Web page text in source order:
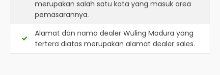
merupakan salah satu kota yang masuk area
pemasarannya.
Alamat dan nama dealer Wuling Madura yang
tertera diatas merupakan alamat dealer sales.